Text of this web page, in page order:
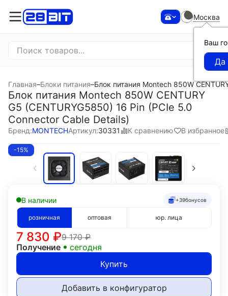
Москва
Ваш
Главная–Блоки питания–Блок питания Montech 850W
Блок питания Montech 850W CENTURY
G5 (CENTURYG5850) 16 Pin (PCIe 5.0
Connector Cable Details)
Бренд:MONTECHАртикул:30331 К сравнению В избранное
-15%
В наличии +39бонусов
розничная оптовая юр. лица
9 170₽
7 830 ₽
Получение
сегодня
Купить
Добавить в конфигуратор